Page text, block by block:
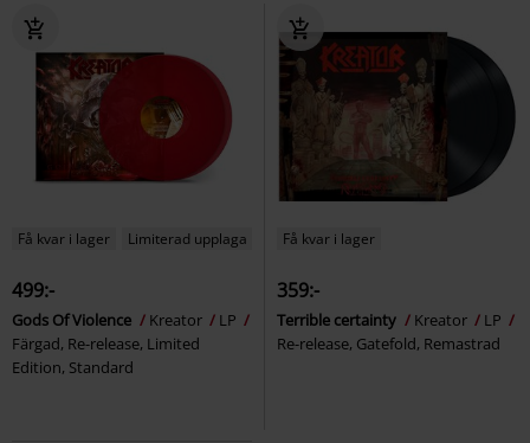
Få kvar i lager Limiterad upplaga
499:-
Gods Of Violence Kreator
LP
Färgad, Re-release, Limited
Edition, Standard
Få kvar i lager
359:-
Terrible certainty Kreator
LP
Re-release, Gatefold, Remastrad